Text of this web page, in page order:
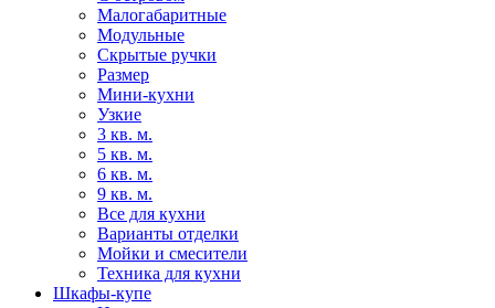
Малогабаритные
Модульные
Скрытые ручки
Размер
Мини-кухни
Узкие
3 кв. м.
5 кв. м.
6 кв. м.
9 кв. м.
Все для кухни
Варианты отделки
Мойки и смесители
Техника для кухни
Шкафы-купе